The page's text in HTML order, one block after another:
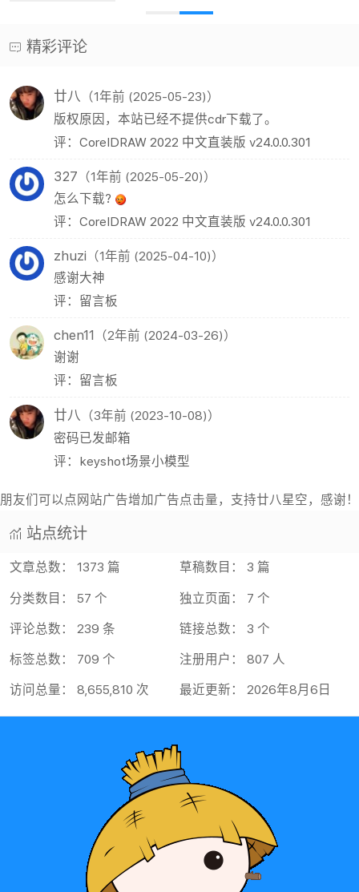
精彩评论
廿八 （1年前 (2025-05-23)）
版权原因，本站已经不提供cdr下载了。
评：CorelDRAW 2022 中文直装版 v24.0.0.301
327 （1年前 (2025-05-20)）
怎么下载?
评：CorelDRAW 2022 中文直装版 v24.0.0.301
zhuzi （1年前 (2025-04-10)）
感谢大神
评：留言板
chen11 （2年前 (2024-03-26)）
谢谢
评：留言板
廿八 （3年前 (2023-10-08)）
密码已发邮箱
评：keyshot场景小模型
朋友们可以点网站广告增加广告点击量，支持廿八星空，感谢！
站点统计
文章总数： 1373 篇 草稿数目： 3 篇
分类数目： 57 个 独立页面： 7 个
评论总数： 239 条 链接总数： 3 个
标签总数： 709 个 注册用户： 807 人
访问总量： 8,655,810 次 最近更新： 2026年8月6日